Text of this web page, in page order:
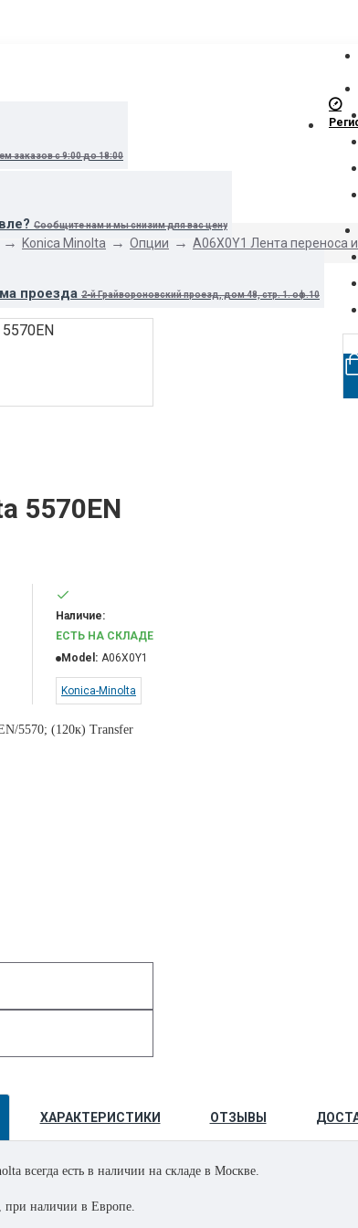
заказов с 9:00 до 18:00
Сообщите нам и мы снизим для вас цену
проезда 2-й Грайвороновский проезд, дом 48, стр. 1. оф.10
Konica Minolta Опции A06X0Y1 Лента переноса
5570EN
Наличие:
ЕСТЬ НА СКЛАДЕ
Model: A06X0Y1
Konica-Minolta
5570; (120к) Transfer
ХАРАКТЕРИСТИКИ ОТЗЫВЫ
всегда есть в наличии на складе в Москве.
при наличии в Европе.